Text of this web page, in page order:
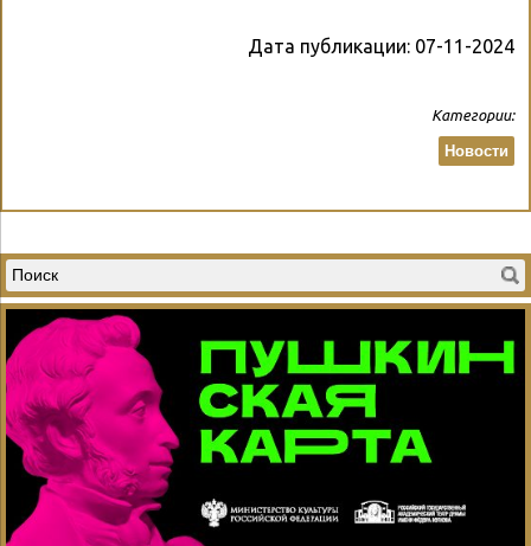
Дата публикации: 07-11-2024
Категории:
Новости